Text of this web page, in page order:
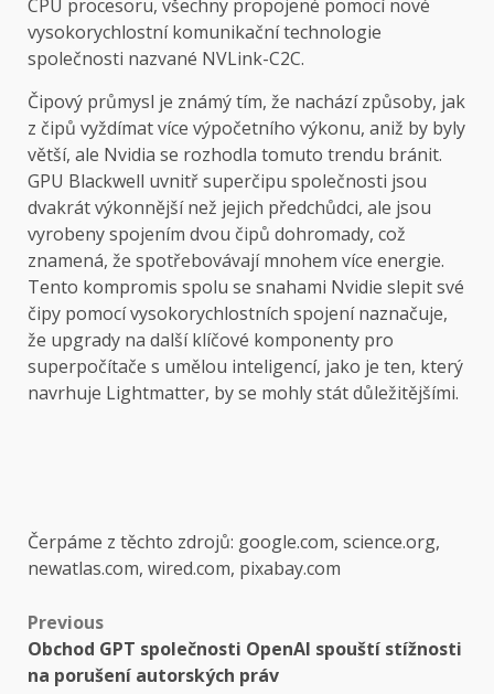
CPU procesoru, všechny propojené pomocí nové
vysokorychlostní komunikační technologie
společnosti nazvané NVLink-C2C.
Čipový průmysl je známý tím, že nachází způsoby, jak
z čipů vyždímat více výpočetního výkonu, aniž by byly
větší, ale Nvidia se rozhodla tomuto trendu bránit.
GPU Blackwell uvnitř superčipu společnosti jsou
dvakrát výkonnější než jejich předchůdci, ale jsou
vyrobeny spojením dvou čipů dohromady, což
znamená, že spotřebovávají mnohem více energie.
Tento kompromis spolu se snahami Nvidie slepit své
čipy pomocí vysokorychlostních spojení naznačuje,
že upgrady na další klíčové komponenty pro
superpočítače s umělou inteligencí, jako je ten, který
navrhuje Lightmatter, by se mohly stát důležitějšími.
Čerpáme z těchto zdrojů: google.com, science.org,
newatlas.com, wired.com, pixabay.com
Post
navigation
Previous
Obchod GPT společnosti OpenAI spouští stížnosti
na porušení autorských práv